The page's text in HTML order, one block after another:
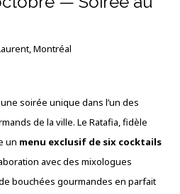
Montréal
soirée unique dans l’un des
de la ville. Le Ratafia, fidèle
un menu exclusif de six cocktails
avec des mixologues
bouchées gourmandes en parfait